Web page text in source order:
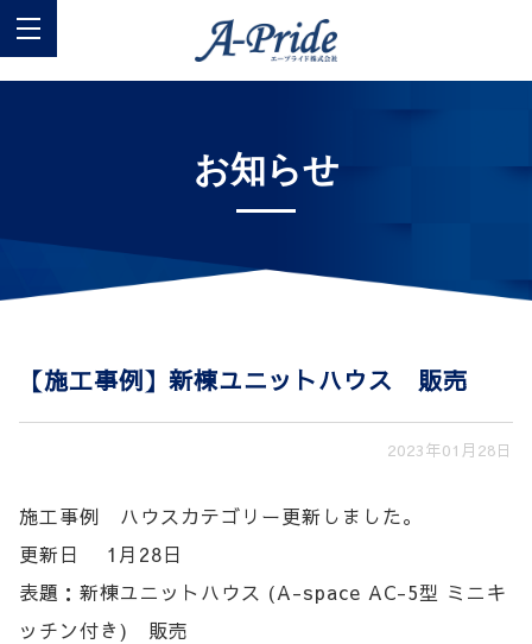
お知らせ
【施工事例】新棟ユニットハウス 販売
2023年01月28日
施工事例 ハウスカテゴリー更新しました。
更新日 1月28日
表題：新棟ユニットハウス (A-space AC-5型 ミニキ
ッチン付き) 販売